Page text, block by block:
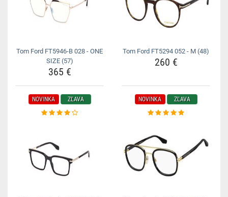
Tom Ford FT5946-B 028 - ONE
SIZE (57)
365 €
Tom Ford FT5294 052 - M (48)
260 €
NOVINKA ZĽAVA NOVINKA ZĽAVA